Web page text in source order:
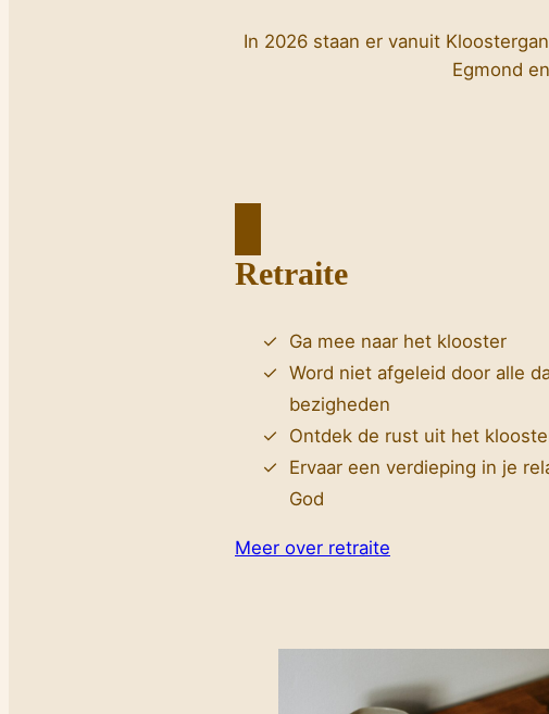
In 2026 staan er vanuit
Egmond
Retraite
Ga mee naar het klooster
Word niet afgeleid door alle
bezigheden
Ontdek de rust uit het
Ervaar een verdieping in je
God
Meer over retraite